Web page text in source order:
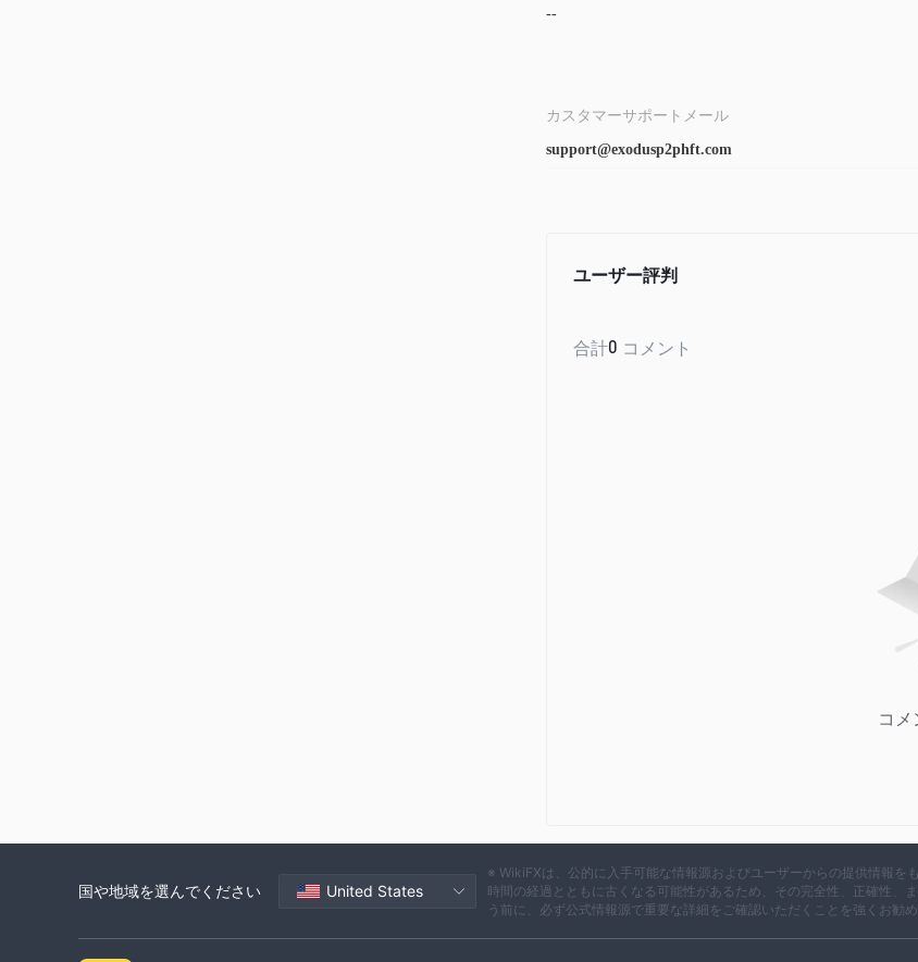
--
カスタマーサポートメール
support@exodusp2phft.com
ユーザー評判
合計0 コメント
コ
国や地域を選んでください United States
※ WikiFXは、公的に入手可能な情報源およびユーザーからの提供情報
時間の経過とともに古くなる可能性があるため、その完全性、正確性、
う前に、必ず公式情報源で重要な詳細をご確認いただくことを強くお勧め